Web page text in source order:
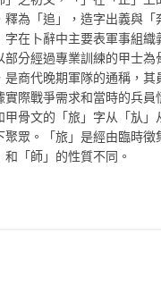
釋為「追」，造字出義與「
字在卜辭中主要表軍事組織
部分經過專業訓練的甲士為
是商代晚期軍隊的通稱，其
實際戰爭需求和當時的兵員
甲骨文的「旅」字从「㫃」
聚眾。「旅」是經由臨時徵
「師」的性質不同。